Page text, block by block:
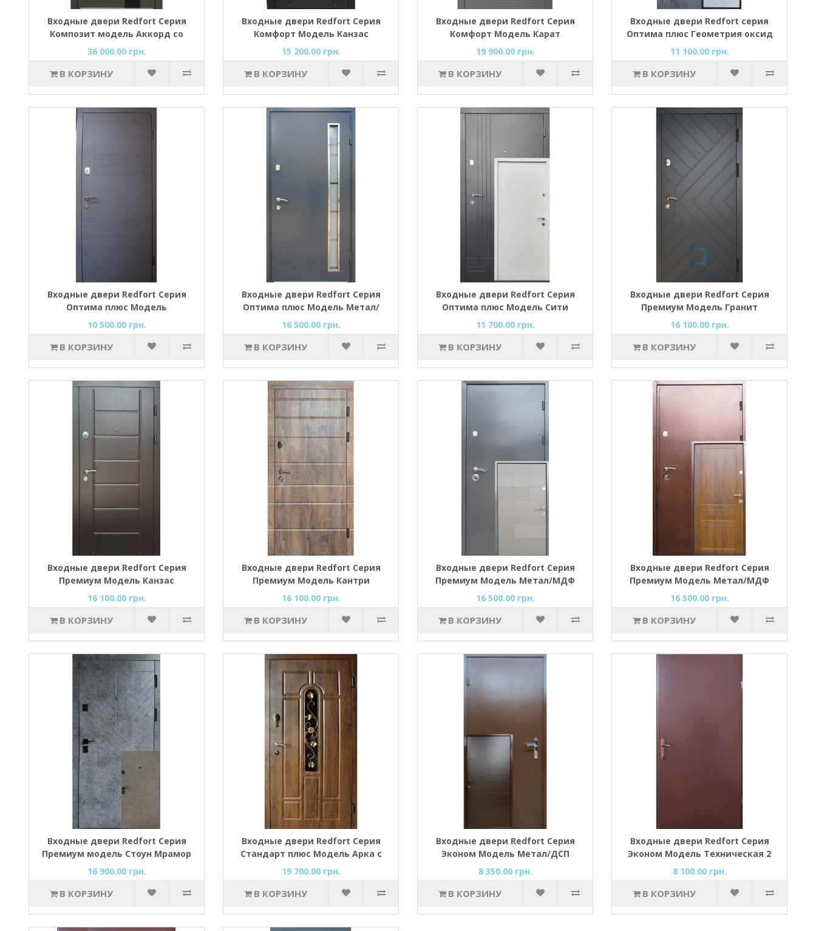
Входные двери Redfort Серия
Композит модель Аккорд со
стеклопакетом улица
36 000.00 грн.
В КОРЗИНУ
Входные двери Redfort Серия
Комфорт Модель Канзас
15 200.00 грн.
В КОРЗИНУ
Входные двери Redfort Серия
Комфорт Модель Карат
19 900.00 грн.
В КОРЗИНУ
Входные двери Redfort серия
Оптима плюс Геометрия оксид
темный/оксид светлый
11 100.00 грн.
В КОРЗИНУ
Входные двери Redfort Серия
Оптима плюс Модель
Калифорния
10 500.00 грн.
В КОРЗИНУ
Входные двери Redfort Серия
Оптима плюс Модель Метал/
МДФ со стеклопакетом серый
RAL 7024/антрацит
16 500.00 грн.
В КОРЗИНУ
Входные двери Redfort Серия
Оптима плюс Модель Сити
Лайт
11 700.00 грн.
В КОРЗИНУ
Входные двери Redfort Серия
Премиум Модель Гранит
16 100.00 грн.
В КОРЗИНУ
Входные двери Redfort Серия
Премиум Модель Канзас
16 100.00 грн.
В КОРЗИНУ
Входные двери Redfort Серия
Премиум Модель Кантри
16 100.00 грн.
В КОРЗИНУ
Входные двери Redfort Серия
Премиум Модель Метал/МДФ
Калифорния (терморазрыв)
16 500.00 грн.
В КОРЗИНУ
Входные двери Redfort Серия
Премиум Модель Метал/МДФ
Осень (терморазрыв)
16 500.00 грн.
В КОРЗИНУ
Входные двери Redfort Серия
Премиум модель Стоун Мрамор
темный/Бетон бежевый
16 900.00 грн.
В КОРЗИНУ
Входные двери Redfort Серия
Стандарт плюс Модель Арка с
ковкой
19 700.00 грн.
В КОРЗИНУ
Входные двери Redfort Серия
Эконом Модель Метал/ДСП
8 350.00 грн.
В КОРЗИНУ
Входные двери Redfort Серия
Эконом Модель Техническая 2
листа метала
8 100.00 грн.
В КОРЗИНУ